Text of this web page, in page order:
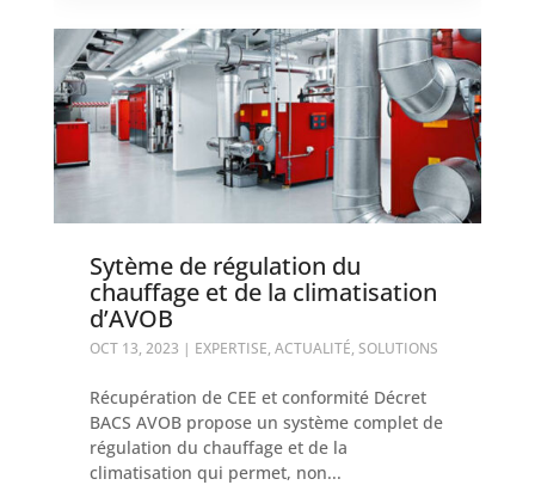
Sytème de régulation du
chauffage et de la climatisation
d’AVOB
OCT 13, 2023 | EXPERTISE, ACTUALITÉ, SOLUTIONS
Récupération de CEE et conformité Décret
BACS AVOB propose un système complet de
régulation du chauffage et de la
climatisation qui permet, non...